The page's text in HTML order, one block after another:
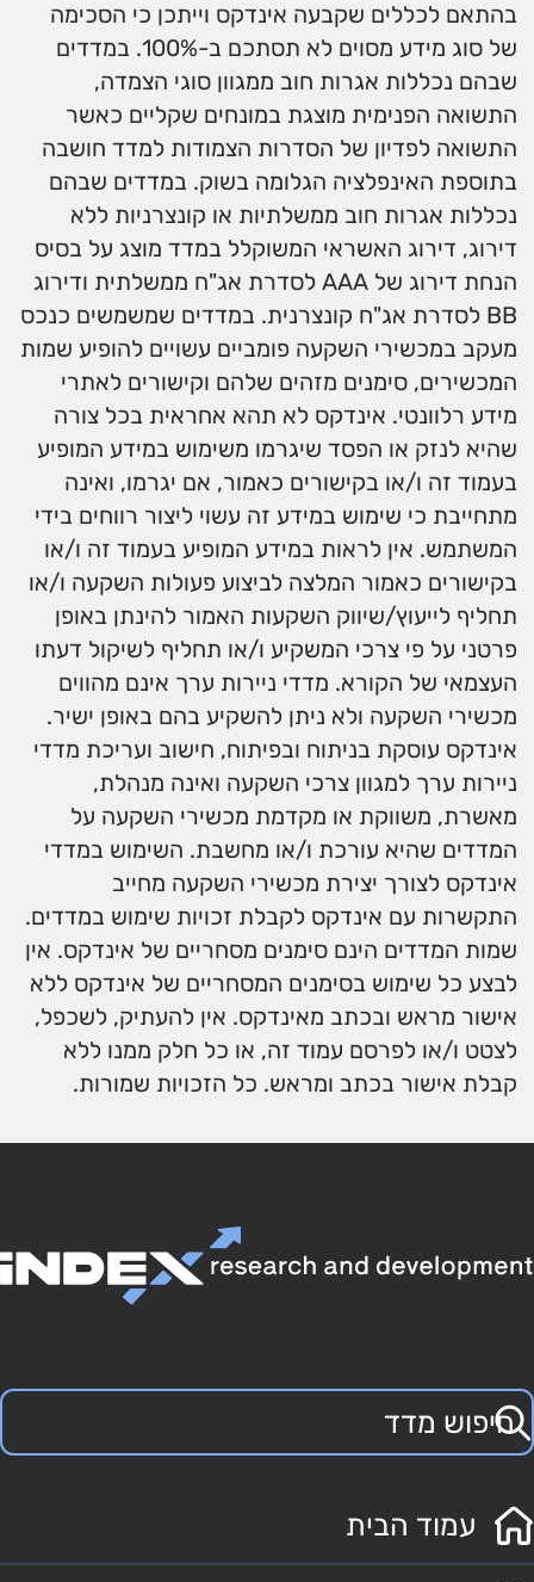
בהתאם לכללים שקבעה אינדקס וייתכן כי הסכימה
של סוג מידע מסוים לא תסתכם ב-100%. במדדים
שבהם נכללות אגרות חוב ממגוון סוגי הצמדה,
התשואה הפנימית מוצגת במונחים שקליים כאשר
התשואה לפדיון של הסדרות הצמודות למדד חושבה
בתוספת האינפלציה הגלומה בשוק. במדדים שבהם
נכללות אגרות חוב ממשלתיות או קונצרניות ללא
דירוג, דירוג האשראי המשוקלל במדד מוצג על בסיס
הנחת דירוג של AAA לסדרת אג"ח ממשלתית ודירוג
BB לסדרת אג"ח קונצרנית. במדדים שמשמשים כנכס
מעקב במכשירי השקעה פומביים עשויים להופיע שמות
המכשירים, סימנים מזהים שלהם וקישורים לאתרי
מידע רלוונטי. אינדקס לא תהא אחראית בכל צורה
שהיא לנזק או הפסד שיגרמו משימוש במידע המופיע
בעמוד זה ו/או בקישורים כאמור, אם יגרמו, ואינה
מתחייבת כי שימוש במידע זה עשוי ליצור רווחים בידי
המשתמש. אין לראות במידע המופיע בעמוד זה ו/או
בקישורים כאמור המלצה לביצוע פעולות השקעה ו/או
תחליף לייעוץ/שיווק השקעות האמור להינתן באופן
פרטני על פי צרכי המשקיע ו/או תחליף לשיקול דעתו
העצמאי של הקורא. מדדי ניירות ערך אינם מהווים
מכשירי השקעה ולא ניתן להשקיע בהם באופן ישיר.
אינדקס עוסקת בניתוח ובפיתוח, חישוב ועריכת מדדי
ניירות ערך למגוון צרכי השקעה ואינה מנהלת,
מאשרת, משווקת או מקדמת מכשירי השקעה על
המדדים שהיא עורכת ו/או מחשבת. השימוש במדדי
אינדקס לצורך יצירת מכשירי השקעה מחייב
התקשרות עם אינדקס לקבלת זכויות שימוש במדדים.
שמות המדדים הינם סימנים מסחריים של אינדקס. אין
לבצע כל שימוש בסימנים המסחריים של אינדקס ללא
אישור מראש ובכתב מאינדקס. אין להעתיק, לשכפל,
לצטט ו/או לפרסם עמוד זה, או כל חלק ממנו ללא
קבלת אישור בכתב ומראש. כל הזכויות שמורות.
עמוד הבית